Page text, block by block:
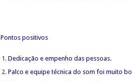
Pontos positivos
Dedicação e empenho das pessoas.
Palco e equipe técnica do som foi muito